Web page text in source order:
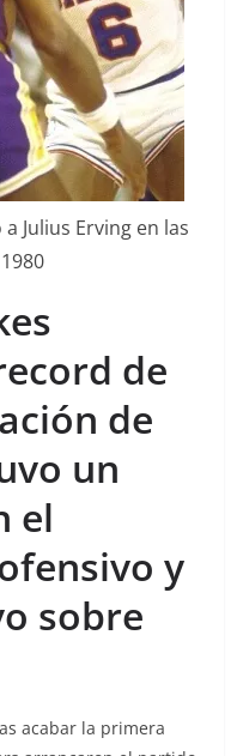
Julius Erving en las
de
de
un
el
y
sobre
acabar la primera